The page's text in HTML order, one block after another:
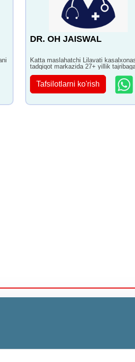
DR. OH JAISWAL
Katta maslahatchi Lilavati
tadqiqot markazida 27+ yillik
Tafsilotlarni ko'rish